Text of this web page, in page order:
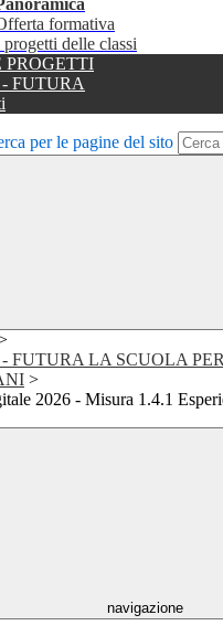
Panoramica
formativa
progetti delle classi
PROGETTI
FUTURA
per le pagine del sito
- FUTURA LA SCUOLA
>
2026 - Misura 1.4.1
navigazione